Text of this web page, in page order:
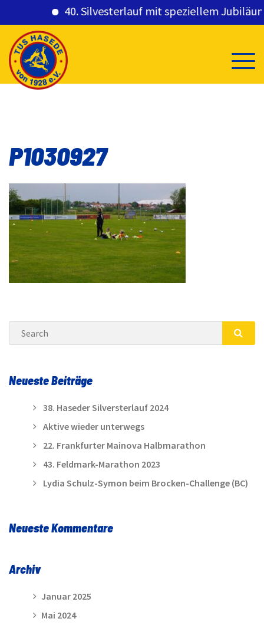
40. Silvesterlauf mit speziellem
content
P1030927
Search
Neueste Beiträge
38. Haseder Silversterlauf 2024
Aktive wieder unterwegs
22. Frankfurter Mainova Halbmarathon
43. Feldmark-Marathon 2023
Lydia Schulz-Symon beim Brocken-Challenge (BC)
Neueste Kommentare
Archiv
Januar 2025
Mai 2024